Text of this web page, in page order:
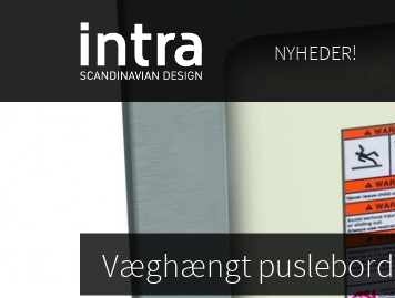
NYHEDER!
Væghængt puslebord